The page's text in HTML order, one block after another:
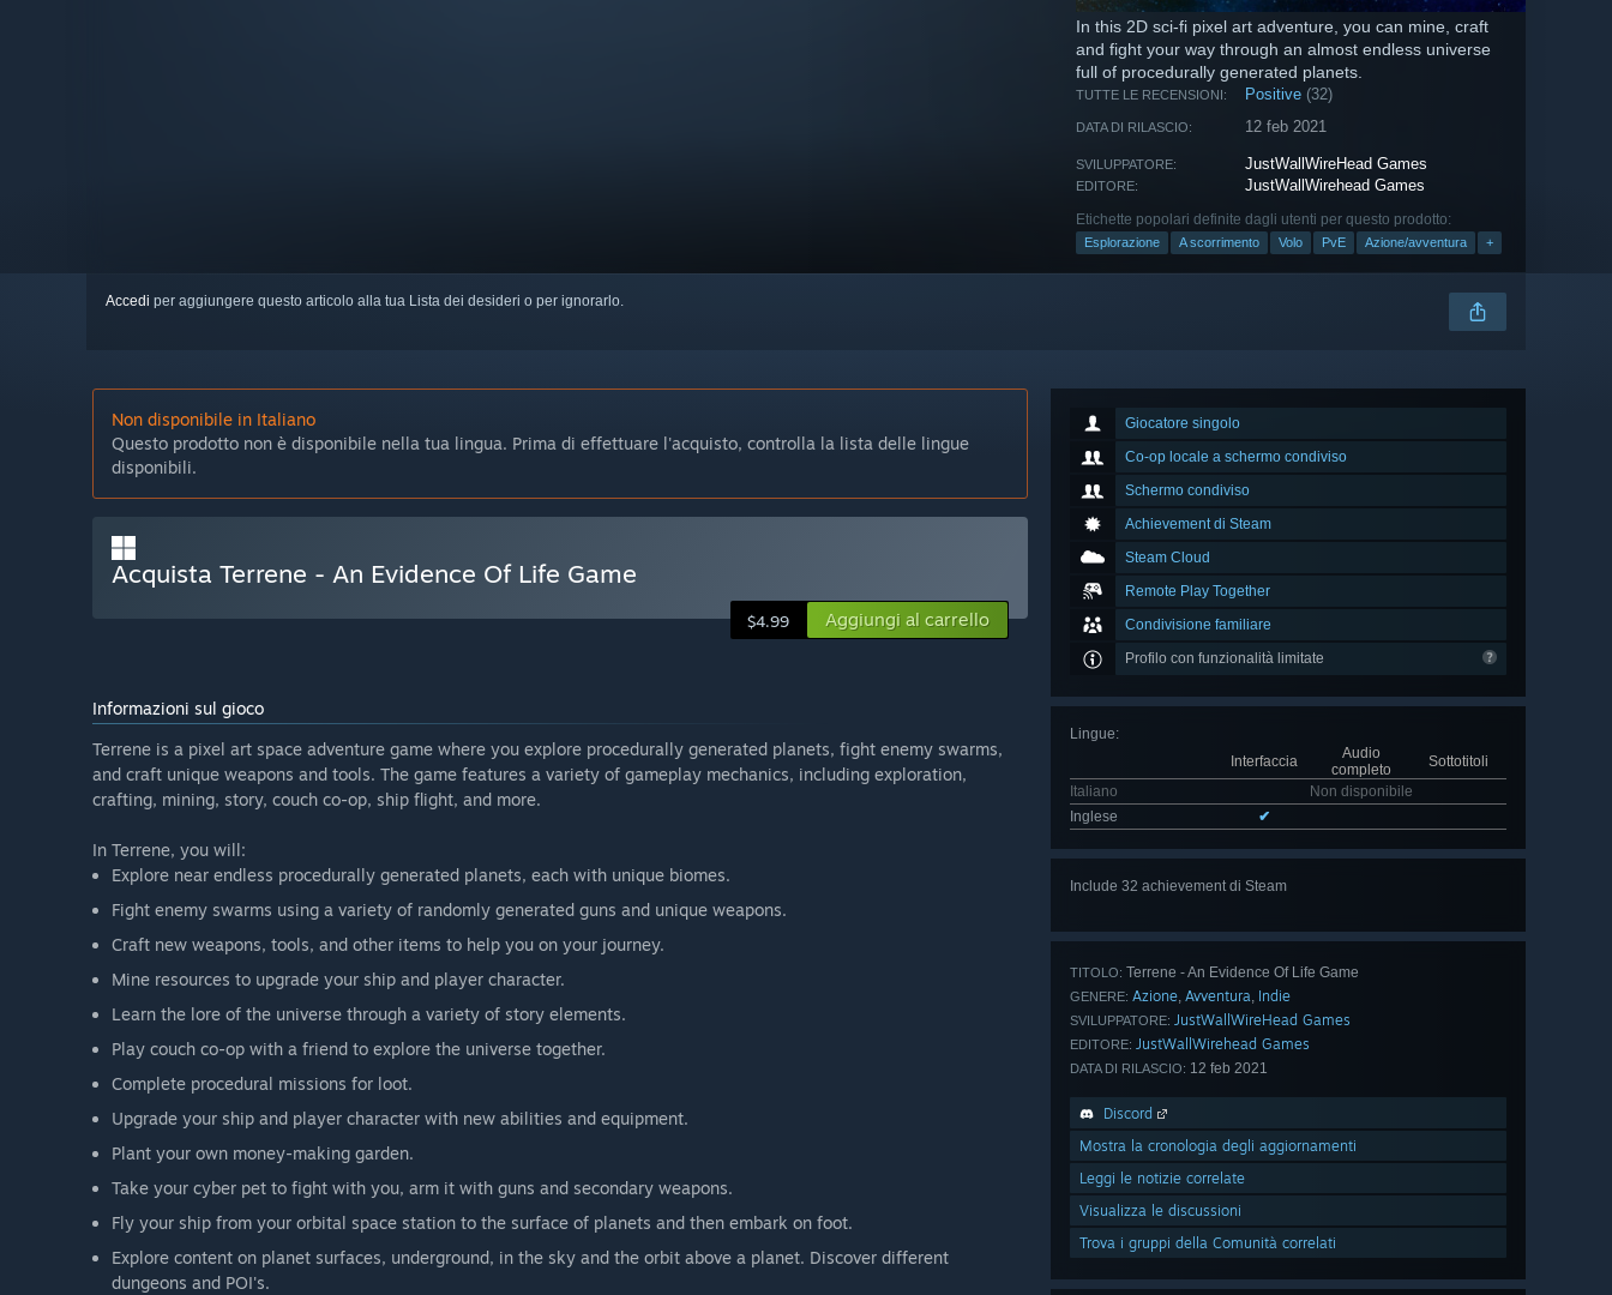
In this 2D sci-fi pixel art adventure, you can mine, craft
and fight your way through an almost endless universe
full of procedurally generated planets.
TUTTE LE RECENSIONI: Positive (32)
DATA DI RILASCIO: 12 feb 2021
SVILUPPATORE: JustWallWireHead Games
EDITORE: JustWallWirehead Games
Etichette popolari definite dagli utenti per questo prodotto:
Esplorazione A scorrimento Volo PvE Azione/avventura +
Accedi per aggiungere questo articolo alla tua Lista dei desideri o per ignorarlo.
Giocatore singolo
Co-op locale a schermo condiviso
Schermo condiviso
Achievement di Steam
Steam Cloud
Remote Play Together
Condivisione familiare
Profilo con funzionalità limitate
Lingue:
Interfaccia
Audio
completo
Sottotitoli
Italiano
Non disponibile
Inglese
✔
Include 32 achievement di Steam
TITOLO: Terrene - An Evidence Of Life Game
GENERE: Azione, Avventura, Indie
SVILUPPATORE: JustWallWireHead Games
EDITORE: JustWallWirehead Games
DATA DI RILASCIO: 12 feb 2021
Discord
Mostra la cronologia degli aggiornamenti
Leggi le notizie correlate
Visualizza le discussioni
Trova i gruppi della Comunità correlati
Non disponibile in Italiano
Questo prodotto non è disponibile nella tua lingua. Prima di effettuare l'acquisto, controlla la lista delle lingue
disponibili.
Acquista Terrene - An Evidence Of Life Game
$4.99 Aggiungi al carrello
Informazioni sul gioco
Terrene is a pixel art space adventure game where you explore procedurally generated planets, fight enemy swarms,
and craft unique weapons and tools. The game features a variety of gameplay mechanics, including exploration,
crafting, mining, story, couch co-op, ship flight, and more.
In Terrene, you will:
Explore near endless procedurally generated planets, each with unique biomes.
Fight enemy swarms using a variety of randomly generated guns and unique weapons.
Craft new weapons, tools, and other items to help you on your journey.
Mine resources to upgrade your ship and player character.
Learn the lore of the universe through a variety of story elements.
Play couch co-op with a friend to explore the universe together.
Complete procedural missions for loot.
Upgrade your ship and player character with new abilities and equipment.
Plant your own money-making garden.
Take your cyber pet to fight with you, arm it with guns and secondary weapons.
Fly your ship from your orbital space station to the surface of planets and then embark on foot.
Explore content on planet surfaces, underground, in the sky and the orbit above a planet. Discover different
dungeons and POI's.